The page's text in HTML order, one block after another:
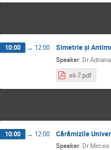
10:00 → 12:00 Simetrie și
Speaker: Dr
eli-7.pdf
10:00 → 12:00 Cărămizile
Speaker: Dr Mircea